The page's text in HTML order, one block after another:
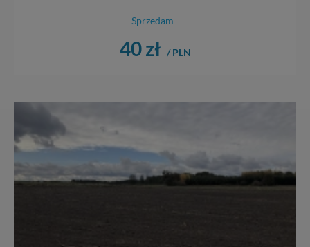
Sprzedam
40 zł / PLN
nas bezpieczne, jeśli masz wątpliwości co do naszych
informacji uzyskach w naszej
Klikając znak X lub przycisk PRZEJDŹ DO SERWISU
trzecim. Wyjątkiem jest sytuacja, gdy przekazanie
Twoich danych jest elementem usługi (przekazanie
danych z formularza kontaktowego, przekazanie danych
w przypadku rezerwacji usług typu: nocleg, czartery,
itp). Więcej informacji o zasadach i funkcjonalności